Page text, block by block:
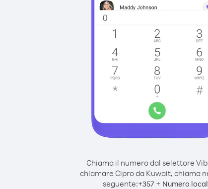
Chiama il numero dal selettore
chiamare Cipro da Kuwait, chiama
seguente:+357 + Numero